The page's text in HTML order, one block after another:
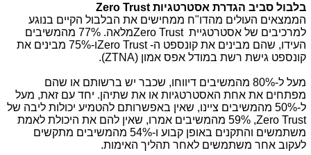
בלבול סביב הגדרת אסטרטגיות Zero Trust
הממצאים העולים מהדו"ח ממחישים את הבלבול הקיים בנוגע
למרכיבים של אסטרטגייתZero Trust
מלאה. 77% מהמשיבים
העידו, שהם מבינים את קונספט ה-Zero Trust
ו-75% מבינים את
קונספט גישת רשת במודל אפס אמון (ZTNA
).
מעל ל-80% מהמשיבים דיווחו, שכבר יש ברשותם או שהם
מפתחים את אחת האסטרטגיות או את שתיהן. יחד עם זאת, מעל
ל-50% מהמשיבים ציינו, שאין באפשרותם להטמיע יכולות ליבה של
Zero Trust
, 59% מהמשיבים אמרו, שאין להם את היכולת לאמת
משתמשים והתקנים באופן קבוע ו-54% מהמשיבים מתקשים
לעקוב אחר משתמשים לאחר תהליך האימות.